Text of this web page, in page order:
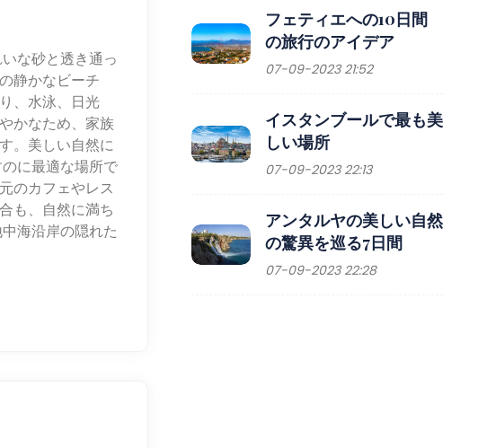
な砂と透き通っ
静かなビーチ
、水泳、日光
かなため、家族
。美しい自然に
に最適な場所で
のカフェやレス
も、自然に満ち
海沿岸の隠れた
フェティエへの10日間
の旅行のアイデア
07-09-2023 21:52
イスタンブールで最も美
しい場所
07-09-2023 22:13
アンタルヤの美しい自然
の驚異を巡る7日間
07-09-2023 22:28